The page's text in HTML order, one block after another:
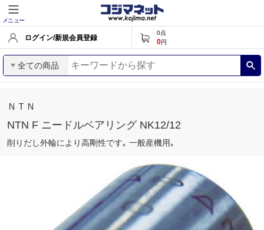
メニュー
ログイン/新規会員登録
0点
0円
全ての商品
ＮＴＮ
NTN F ニードルベアリング NK12/12
削りだし外輪により高剛性です｡ 一般産機用｡